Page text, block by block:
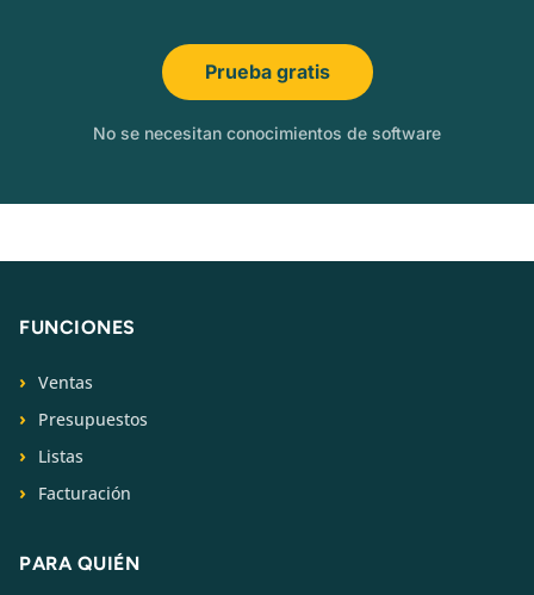
Prueba gratis
No se necesitan conocimientos de software
FUNCIONES
Ventas
Presupuestos
Listas
Facturación
PARA QUIÉN